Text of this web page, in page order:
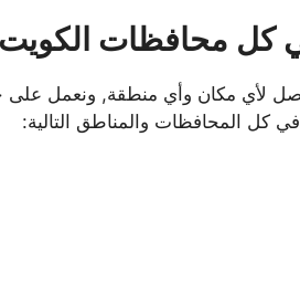
كل محافظات
كل المحافظات والمناطق التالية: